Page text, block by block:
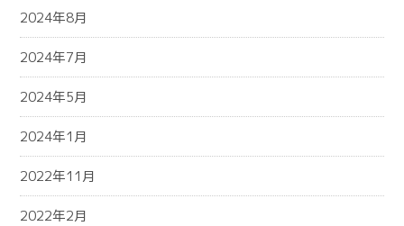
2024年8月
2024年7月
2024年5月
2024年1月
2022年11月
2022年2月